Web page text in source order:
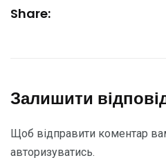
Share:
Залишити
Щоб відправити коментар
авторизуватись.